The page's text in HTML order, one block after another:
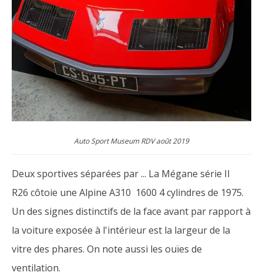
Auto Sport Museum RDV août 2019
Deux sportives séparées par ... La Mégane série II
R26 côtoie une Alpine A310 1600 4 cylindres de 1975.
Un des signes distinctifs de la face avant par rapport à
la voiture exposée à l'intérieur est la largeur de la
vitre des phares. On note aussi les ouïes de
ventilation.